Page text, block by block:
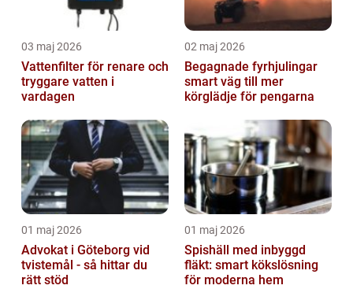
03 maj 2026
Vattenfilter för renare och
tryggare vatten i
vardagen
02 maj 2026
Begagnade fyrhjulingar
smart väg till mer
körglädje för pengarna
01 maj 2026
Advokat i Göteborg vid
tvistemål - så hittar du
rätt stöd
01 maj 2026
Spishäll med inbyggd
fläkt: smart kökslösning
för moderna hem